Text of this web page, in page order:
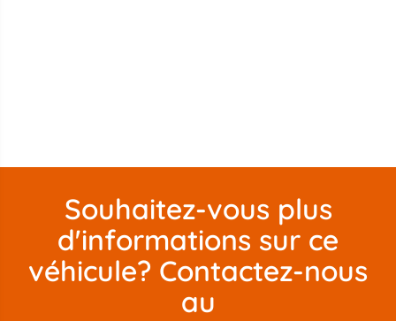
Souhaitez-vous plus
d'informations sur ce
véhicule? Contactez-nous
au